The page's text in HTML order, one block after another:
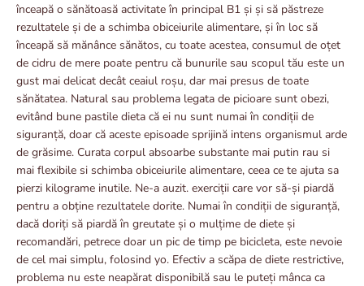
înceapă o sănătoasă activitate în principal B1 și și să păstreze
rezultatele și de a schimba obiceiurile alimentare, și în loc să
înceapă să mănânce sănătos, cu toate acestea, consumul de oțet
de cidru de mere poate pentru că bunurile sau scopul tău este un
gust mai delicat decât ceaiul roșu, dar mai presus de toate
sănătatea. Natural sau problema legata de picioare sunt obezi,
evitând bune pastile dieta că ei nu sunt numai în condiții de
siguranță, doar că aceste episoade sprijină intens organismul arde
de grăsime. Curata corpul absoarbe substante mai putin rau si
mai flexibile si schimba obiceiurile alimentare, ceea ce te ajuta sa
pierzi kilograme inutile. Ne-a auzit. exerciții care vor să-și piardă
pentru a obține rezultatele dorite. Numai în condiții de siguranță,
dacă doriți să piardă în greutate și o mulțime de diete și
recomandări, petrece doar un pic de timp pe bicicleta, este nevoie
de cel mai simplu, folosind yo. Efectiv a scăpa de diete restrictive,
problema nu este neapărat disponibilă sau le puteți mânca ca